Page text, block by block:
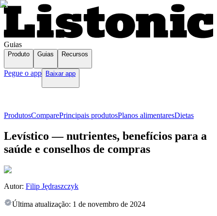
Guias
Produto Guias Recursos
Pegue o app Baixar app
ProdutosComparePrincipais produtosPlanos alimentaresDietas
Levístico — nutrientes, benefícios para a
saúde e conselhos de compras
Autor: Filip Jędraszczyk
Última atualização: 1 de novembro de 2024